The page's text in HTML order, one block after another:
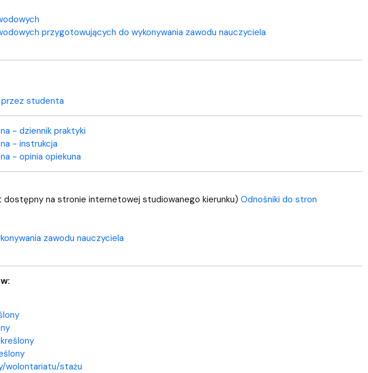
przygotowujących do wykonywania zawodu nauczyciela
studenta
- dziennik praktyki
- instrukcja
- opinia opiekuna
na stronie internetowej studiowanego kierunku) Odnośniki do stron
zawodu nauczyciela
wolontariatu/stażu